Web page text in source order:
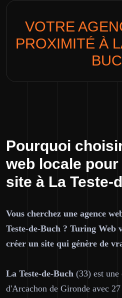
VOTRE
PROXIMITÉ À
Pourquoi
web locale
site à La Teste-
Vous cherchez une agence
Teste-de-Buch ? Turing Web
créer un site qui génère de
La Teste-de-Buch (33) est une
d'Arcachon de Gironde avec